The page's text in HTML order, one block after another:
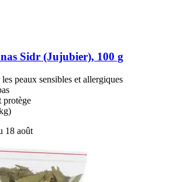
Sidr (Jujubier), 100 g
peaux sensibles et allergiques
protège
18 août